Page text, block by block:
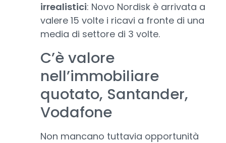
irrealistici: Novo Nordisk è arrivata a
valere 15 volte i ricavi a fronte di una
media di settore di 3 volte.
C’è valore
nell’immobiliare
quotato, Santander,
Vodafone
Non mancano tuttavia opportunità